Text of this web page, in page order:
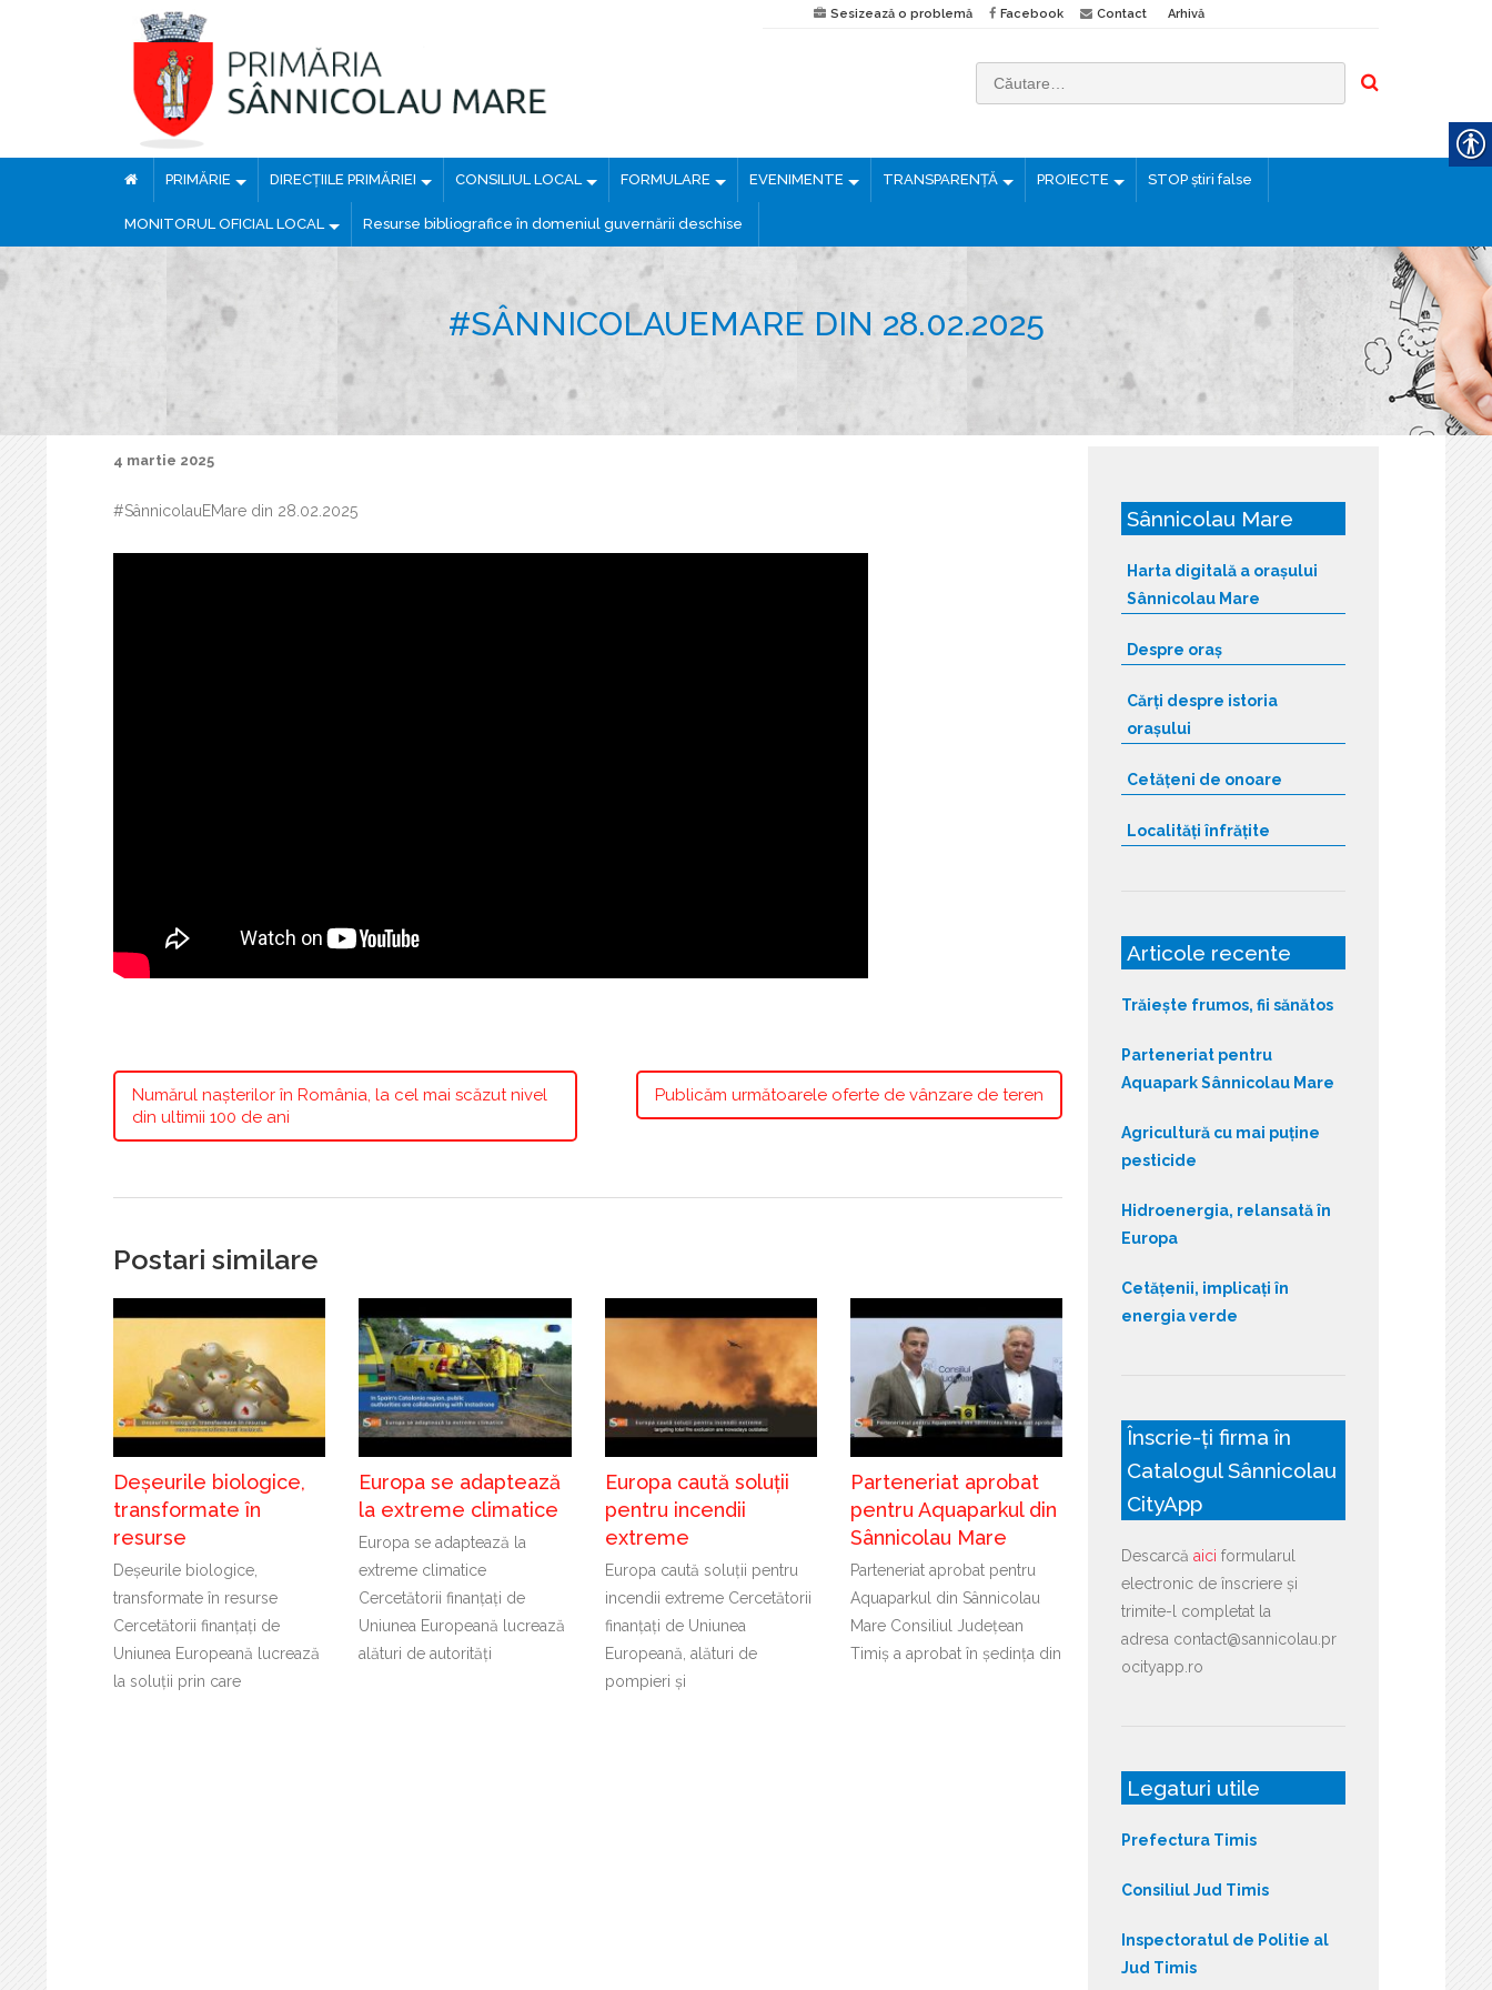
Sesizează o problemă Facebook Contact Arhivă
t
ă
PRIMĂRIE DIRECȚIILE PRIMĂRIEI CONSILIUL LOCAL FORMULARE EVENIMENTE TRANSPARENȚĂ PROIECTE STOP știri false
MONITORUL OFICIAL LOCAL Resurse bibliografice în domeniul guvernării deschise
#SÂNNICOLAUEMARE DIN 28.02.2025
4 martie 2025
#SânnicolauEMare din 28.02.2025
Numărul nașterilor în România, la cel mai scăzut nivel
din ultimii 100 de ani
Publicăm următoarele oferte de vânzare de teren
Postari similare
Deșeurile biologice,
transformate în
resurse
Deșeurile biologice,
transformate în resurse
Cercetătorii finanțați de
Uniunea Europeană lucrează
la soluții prin care
Europa se adaptează
la extreme climatice
Europa se adaptează la
extreme climatice
Cercetătorii finanțați de
Uniunea Europeană lucrează
alături de autorități
Europa caută soluții
pentru incendii
extreme
Europa caută soluții pentru
incendii extreme Cercetătorii
finanțați de Uniunea
Europeană, alături de
pompieri și
Parteneriat aprobat
pentru Aquaparkul din
Sânnicolau Mare
Parteneriat aprobat pentru
Aquaparkul din Sânnicolau
Mare Consiliul Județean
Timiș a aprobat în ședința din
Sânnicolau Mare
Harta digitală a orașului
Sânnicolau Mare
Despre oraș
Cărți despre istoria
orașului
Cetățeni de onoare
Localități înfrățite
Articole recente
Trăiește frumos, fii sănătos
Parteneriat pentru
Aquapark Sânnicolau Mare
Agricultură cu mai puține
pesticide
Hidroenergia, relansată în
Europa
Cetățenii, implicați în
energia verde
Înscrie-ți firma în
Catalogul Sânnicolau
CityApp
Descarcă aici formularul
electronic de înscriere și
trimite-l completat la
adresa contact@sannicolau.pr
ocityapp.ro
Legaturi utile
Prefectura Timis
Consiliul Jud Timis
Inspectoratul de Politie al
Jud Timis